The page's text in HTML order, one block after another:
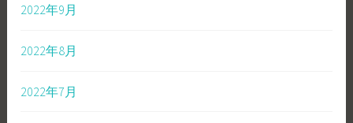
2022年9月
2022年8月
2022年7月